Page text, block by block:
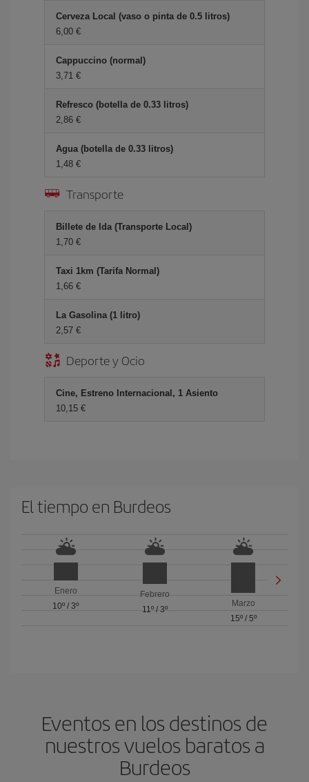
Cerveza Local (vaso o pinta de 0.5 litros)
6,00 €
Cappuccino (normal)
3,71 €
Refresco (botella de 0.33 litros)
2,86 €
Agua (botella de 0.33 litros)
1,48 €
Transporte
Billete de Ida (Transporte Local)
1,70 €
Taxi 1km (Tarifa Normal)
1,66 €
La Gasolina (1 litro)
2,57 €
Deporte y Ocio
Cine, Estreno Internacional, 1 Asiento
10,15 €
El tiempo en Burdeos
Enero
10º /3º
Febrero
11º/ 3º
Marzo
15º/ 5º
Eventos en los destinos de
nuestros vuelos baratos a
Burdeos